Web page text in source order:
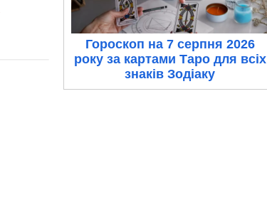
Гороскоп на 7 серпня 2026
року за картами Таро для всіх
знаків Зодіаку